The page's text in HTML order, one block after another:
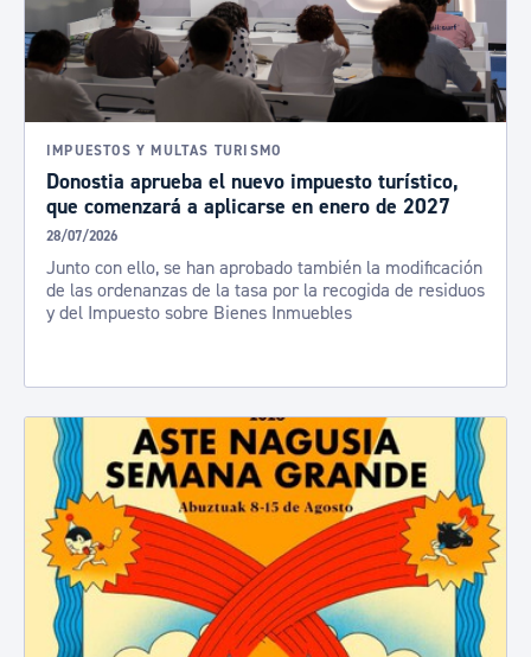
IMPUESTOS Y MULTAS TURISMO
Donostia aprueba el nuevo impuesto turístico,
que comenzará a aplicarse en enero de 2027
28/07/2026
Junto con ello, se han aprobado también la modificación
de las ordenanzas de la tasa por la recogida de residuos
y del Impuesto sobre Bienes Inmuebles